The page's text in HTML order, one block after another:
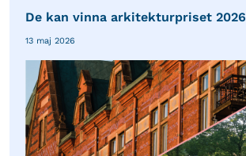
De kan vinna arkitekturpriset 2026
13 maj 2026